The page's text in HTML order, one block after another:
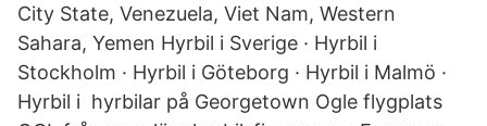
City State, Venezuela, Viet Nam, Western
Sahara, Yemen Hyrbil i Sverige · Hyrbil i
Stockholm · Hyrbil i Göteborg · Hyrbil i Malmö ·
Hyrbil i hyrbilar på Georgetown Ogle flygplats